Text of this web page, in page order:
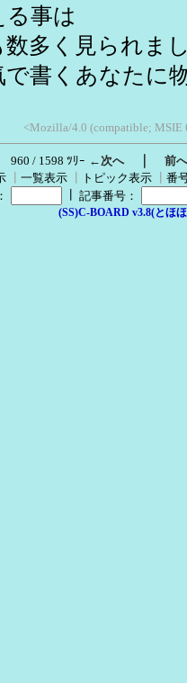
る事は
多く見られま
書くあなたに
<Mozilla/4.0 (compatible; MSIE
960 / 1598 ﾂﾘｰ ←次へ｜ 前
一覧表示 トピック表示
番
記事番号：
(SS)C-BOARD v3.8(とほ